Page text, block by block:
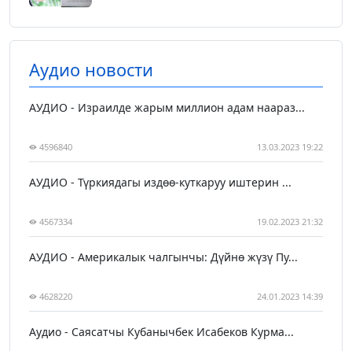
Аудио новости
АУДИО - Израилде жарым миллион адам наараз...
4596840 13.03.2023 19:22
АУДИО - Түркиядагы издөө-куткаруу иштерин ...
4567334 19.02.2023 21:32
АУДИО - Америкалык чалгынчы: Дүйнө жүзү Пу...
4628220 24.01.2023 14:39
Аудио - Саясатчы Кубанычбек Исабеков Курма...